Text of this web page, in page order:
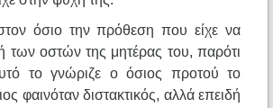
όσιο την πρόθεση που είχε να
των οστών της μητέρας του, παρότι
το γνώριζε ο όσιος προτού το
φαινόταν διστακτικός, αλλά επειδή